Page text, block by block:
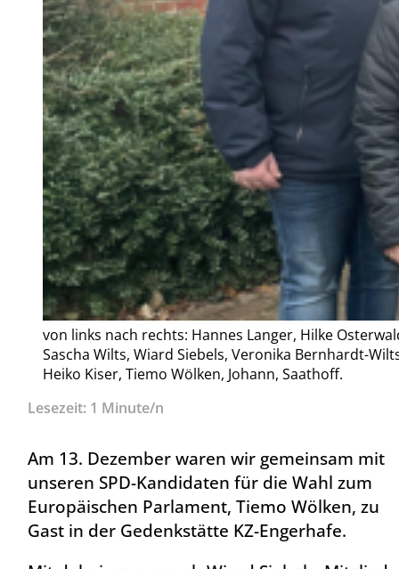
von links nach rechts: Hannes Langer, Hilke
Sascha Wilts, Wiard Siebels, Veronika Bernhardt-
Heiko Kiser, Tiemo Wölken, Johann, Saathoff.
Lesezeit: 1 Minute/n
Am 13. Dezember waren wir gemeinsam mit
unseren SPD-Kandidaten für die Wahl zum
Europäischen Parlament, Tiemo Wölken, zu
Gast in der Gedenkstätte KZ-Engerhafe.